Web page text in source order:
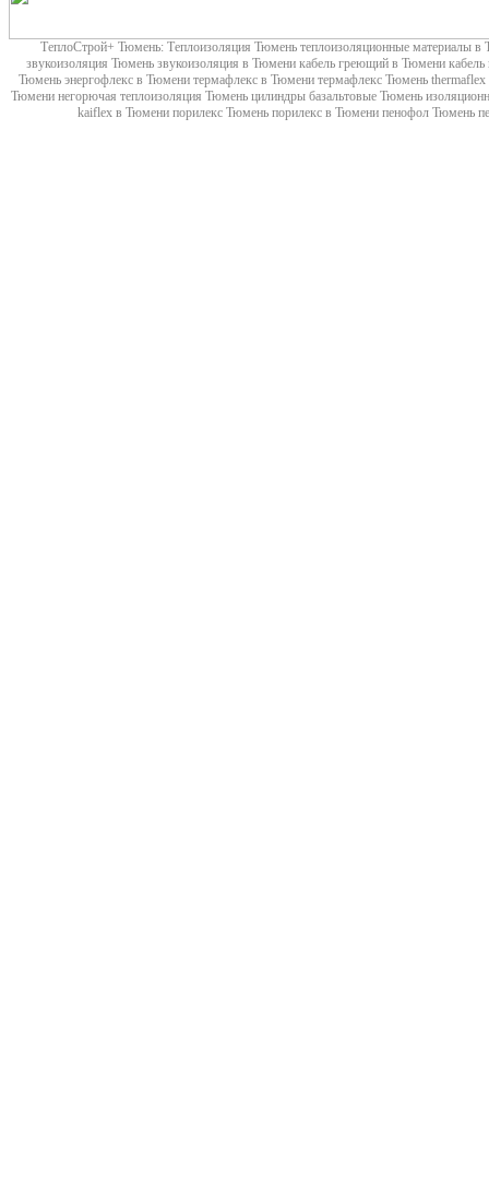
ТеплоСтрой+ Тюмень: Теплоизоляция Тюмень теплоизоляционные материалы
звукоизоляция Тюмень звукоизоляция в Тюмени кабель греющий в Тюмени
Тюмень энергофлекс в Тюмени термафлекс в Тюмени термафлекс Тюмень
Тюмени негорючая теплоизоляция Тюмень цилиндры базальтовые Тюмень
kaiflex в Тюмени порилекс Тюмень порилекс в Тюмени пенофол Тюмень